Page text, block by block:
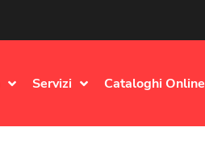
Servizi Cataloghi Online